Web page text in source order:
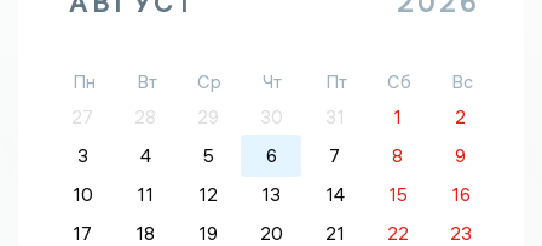
Пн Вт Ср Чт Пт Сб
Вс
27
28 29 30 31 1
2
3
4 5 6 7 8
9
10
11 12 13 14 15
16
17
18 19 20 21 22
23